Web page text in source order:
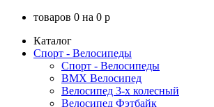
товаров 0 на 0 p
Каталог
Спорт - Велосипеды
Спорт - Велосипеды
BMX Велосипед
Велосипед 3-х колесный
Велосипед Фэтбайк